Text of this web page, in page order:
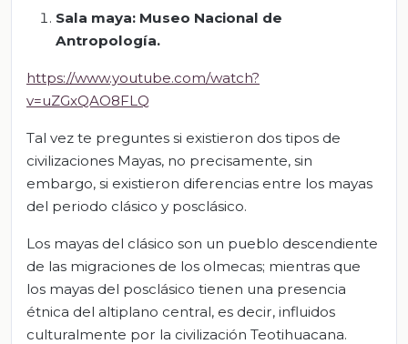
Sala maya: Museo Nacional de
Antropología.
https://www.youtube.com/watch?
v=uZGxQAO8FLQ
Tal vez te preguntes si existieron dos tipos de
civilizaciones Mayas, no precisamente, sin
embargo, si existieron diferencias entre los mayas
del periodo clásico y posclásico.
Los mayas del clásico son un pueblo descendiente
de las migraciones de los olmecas; mientras que
los mayas del posclásico tienen una presencia
étnica del altiplano central, es decir, influidos
culturalmente por la civilización Teotihuacana.